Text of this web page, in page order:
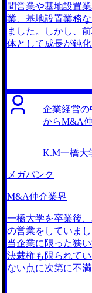
間営業や基地設置
業、基地設置業務
ました。しかし、
体として成長が鈍
ため、裁量を持っ
たいと考えるよう
接関わり、事業支
となった不満を全
身が働く会社への
こともコンサルテ
です。 大手エージ
いました。 担当の
め、さまざまな選
らです。Myvision
深く、多数のファ
して、私の経験や
がら、最適な転職
ここなら自分の転
企業経営
からM&A
K.M一橋大
メガバンク
M&A仲介業界
一橋大学を卒業後
の営業をしていま
当企業に限った狭
決裁権も限られて
ない点に次第に不